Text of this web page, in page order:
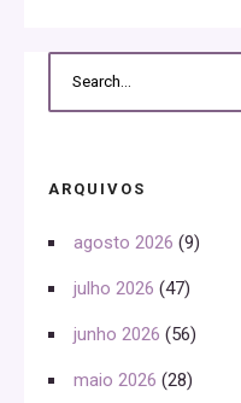
ARQUIVOS
agosto 2026 (9)
julho 2026 (47)
junho 2026 (56)
maio 2026 (28)